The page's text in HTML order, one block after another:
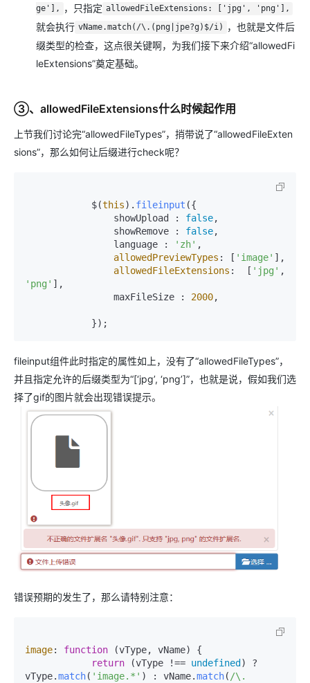
ge'],
，只指定 allowedFileExtensions: ['jpg', 'png'],
就会执行 vName.match(/\.(png|jpe?g)$/i)
，也就是文件后
缀类型的检查，这点很关键啊，为我们接下来介绍“allowedFi
leExtensions”奠定基础。
③、allowedFileExtensions什么时候起作用
上节我们讨论完“allowedFileTypes”，捎带说了“allowedFileExten
sions”，那么如何让后缀进行check呢？
            $(
this). fileinput ({
                showUpload :
false,
                showRemove :
false,
                language :
'zh' ,
allowedPreviewTypes : [ 'image' ],
allowedFileExtensions :  [ 'jpg'
'png' ],
                maxFileSize :
2000,
            });
fileinput组件此时指定的属性如上，没有了“allowedFileTypes”，
并且指定允许的后缀类型为“[‘jpg’, ‘png’]”，也就是说，假如我们选
择了gif的图片就会出现错误提示。
错误预期的发生了，那么请特别注意：
image: function (vType, vName) {
return (vType !== undefined ) ?
vType.match( 'image.*' ) : vName.match( /\.